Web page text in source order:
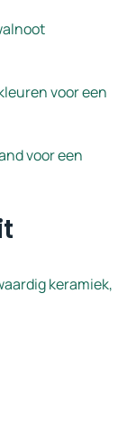
voor een
voor een
keramiek,